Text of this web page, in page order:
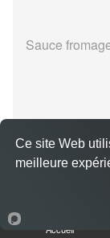
Sauce
Pâtes au
Accueil
Ce site Web
meilleure